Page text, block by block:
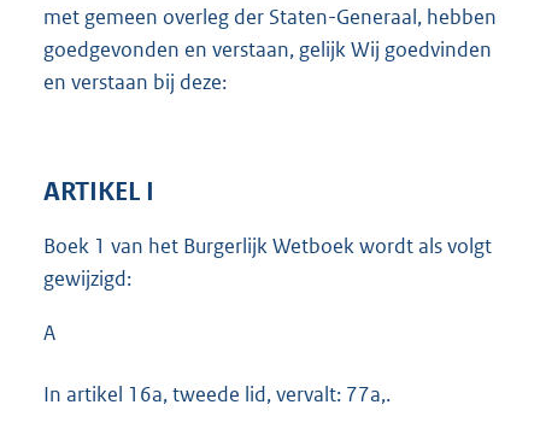
met gemeen overleg der Staten-Generaal, hebben
goedgevonden en verstaan, gelijk Wij goedvinden
en verstaan bij deze:
ARTIKEL I
Boek 1 van het Burgerlijk Wetboek wordt als volgt
gewijzigd:
A
In artikel 16a, tweede lid, vervalt: 77a,.